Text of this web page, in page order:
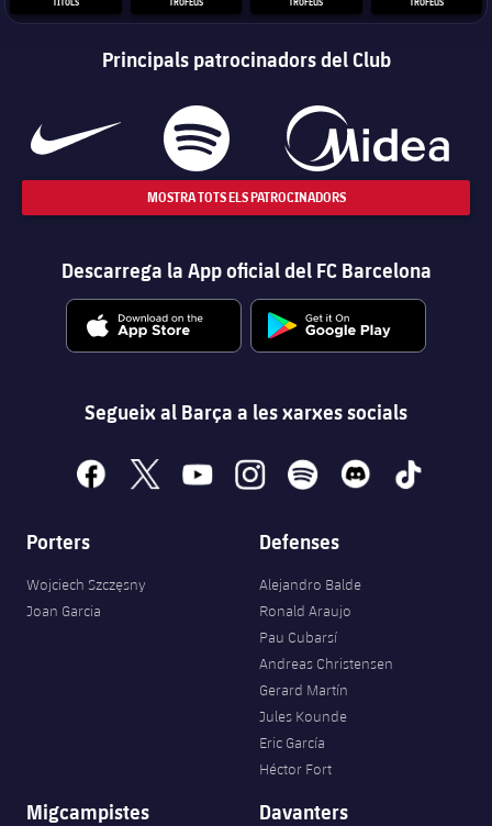
TÍTOLS TROFEUS TROFEUS TROFEUS
Principals patrocinadors del Club
MOSTRA TOTS ELS PATROCINADORS
Descarrega la App oficial del FC Barcelona
Segueix al Barça a les xarxes socials
facebook
x youtubeinstagramspotify discord tiktok
Porters
Wojciech Szczęsny
Joan Garcia
Defenses
Alejandro Balde
Ronald Araujo
Pau Cubarsí
Andreas Christensen
Gerard Martín
Jules Kounde
Eric García
Héctor Fort
Migcampistes Davanters